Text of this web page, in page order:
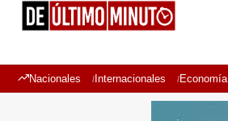
Nacionales Internacionales Economía